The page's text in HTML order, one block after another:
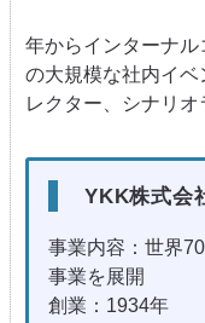
年からインターナル
の大規模な社内イベ
レクター、シナリオ
YKK株式会
事業内容：世界
事業を展開
創業：1934年